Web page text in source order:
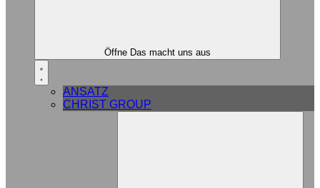
Öffne Das macht uns aus
ANSATZ
CHRIST GROUP